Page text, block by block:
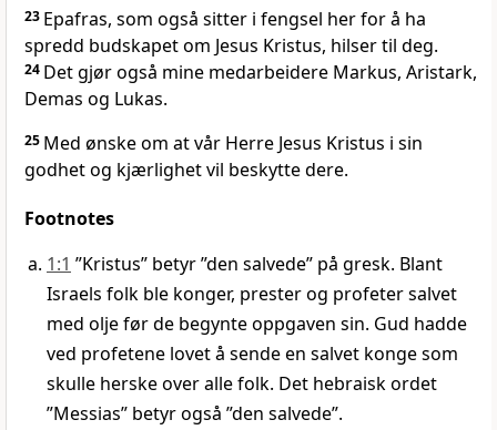
23 Epafras, som også sitter i fengsel her for å ha
spredd budskapet om Jesus Kristus, hilser til deg.
24 Det gjør også mine medarbeidere Markus, Aristark,
Demas og Lukas.
25 Med ønske om at vår Herre Jesus Kristus i sin
godhet og kjærlighet vil beskytte dere.
Footnotes
1:1 ”Kristus” betyr ”den salvede” på gresk. Blant
Israels folk ble konger, prester og profeter salvet
med olje før de begynte oppgaven sin. Gud hadde
ved profetene lovet å sende en salvet konge som
skulle herske over alle folk. Det hebraisk ordet
”Messias” betyr også ”den salvede”.